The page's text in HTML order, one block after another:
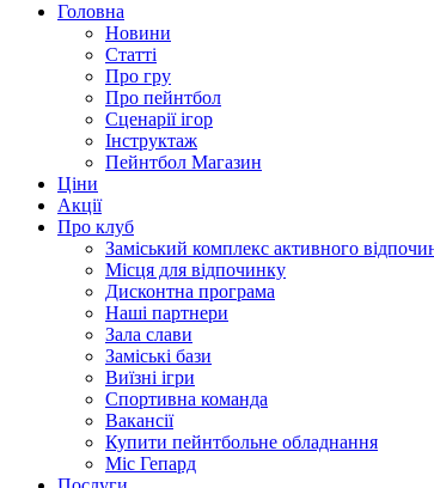
Головна
Новини
Статті
Про гру
Про пейнтбол
Сценарії ігор
Інструктаж
Пейнтбол Магазин
Ціни
Акції
Про клуб
Заміський комплекс активного
Місця для відпочинку
Дисконтна програма
Наші партнери
Зала слави
Заміські бази
Виїзні ігри
Спортивна команда
Вакансії
Купити пейнтбольне обладнання
Міс Гепард